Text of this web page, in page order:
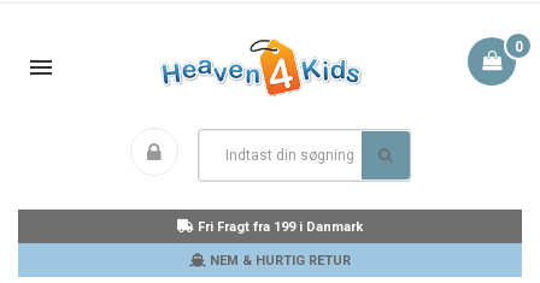
0
Fri Fragt fra 199 i Danmark
NEM & HURTIG RETUR